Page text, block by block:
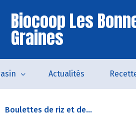
Biocoop Les
Graines
Actualités
Boulettes de riz et de...